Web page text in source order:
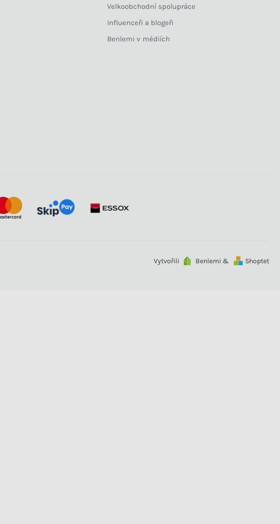
Velkoobchodní spolupráce
Influenceři a blogeři
Benlemi v médiích
Vytvořili Benlemi & Shoptet